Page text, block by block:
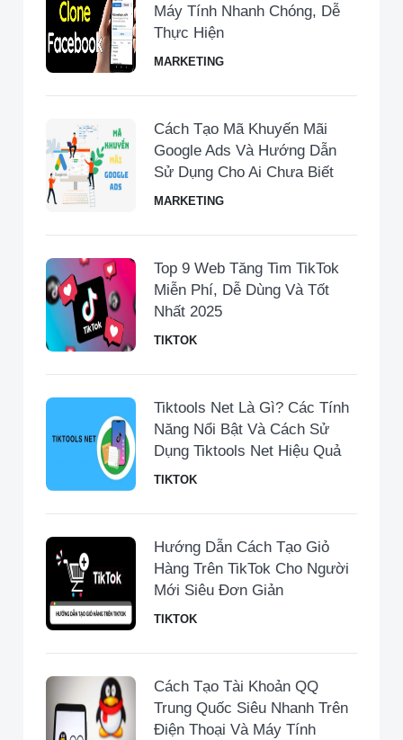
Máy Tính Nhanh Chóng, Dễ
Thực Hiện
MARKETING
Cách Tạo Mã Khuyến Mãi
Google Ads Và Hướng Dẫn
Sử Dụng Cho Ai Chưa Biết
MARKETING
Top 9 Web Tăng Tim TikTok
Miễn Phí, Dễ Dùng Và Tốt
Nhất 2025
TIKTOK
Tiktools Net Là Gì? Các Tính
Năng Nổi Bật Và Cách Sử
Dụng Tiktools Net Hiệu Quả
TIKTOK
Hướng Dẫn Cách Tạo Giỏ
Hàng Trên TikTok Cho Người
Mới Siêu Đơn Giản
TIKTOK
Cách Tạo Tài Khoản QQ
Trung Quốc Siêu Nhanh Trên
Điện Thoại Và Máy Tính